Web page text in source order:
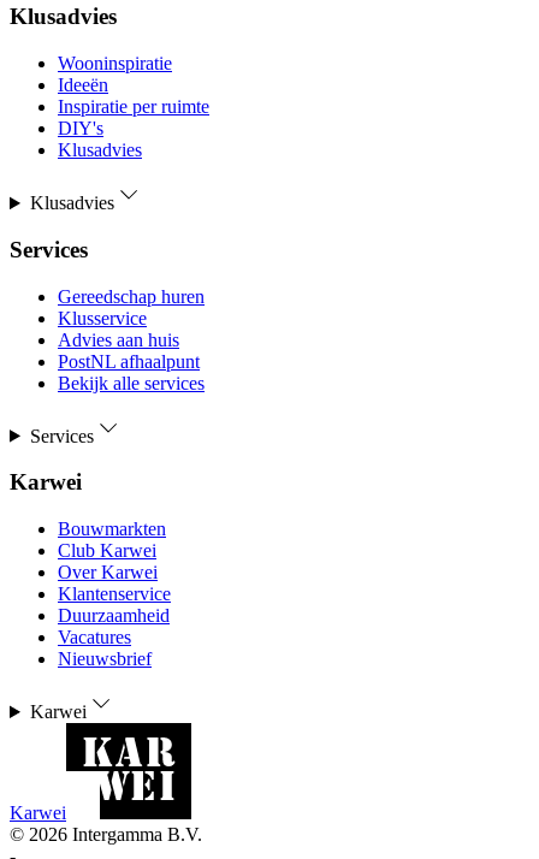
Klusadvies
Wooninspiratie
Ideeën
Inspiratie per ruimte
DIY's
Klusadvies
Klusadvies
Services
Gereedschap huren
Klusservice
Advies aan huis
PostNL afhaalpunt
Bekijk alle services
Services
Karwei
Bouwmarkten
Club Karwei
Over Karwei
Klantenservice
Duurzaamheid
Vacatures
Nieuwsbrief
Karwei
Karwei
© 2026 Intergamma B.V.